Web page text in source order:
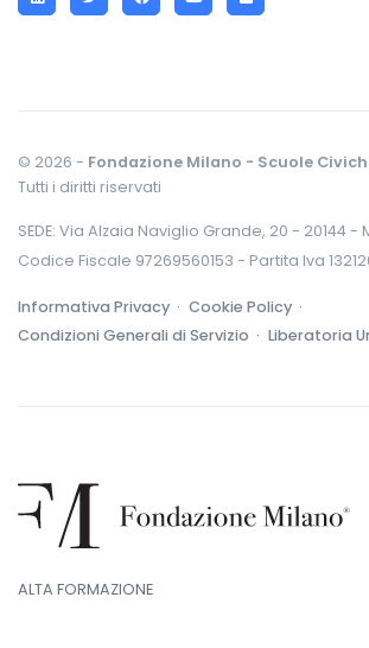
© 2026 - Fondazione Milano - Scuole
Tutti i diritti riservati
SEDE: Via Alzaia Naviglio Grande, 20 - 20144 -
Codice Fiscale 97269560153 - Partita Iva
Informativa Privacy · Cookie Policy ·
Condizioni Generali di Servizio · Liberatoria
ALTA FORMAZIONE